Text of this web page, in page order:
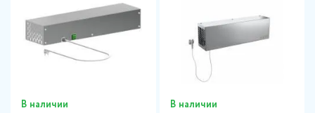
В наличии
В наличии